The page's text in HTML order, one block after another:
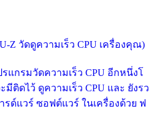
Z วัดดูความเร็ว CPU เครื่องคุณ)
แกรมวัดความเร็ว CPU อีกหนึ่งโ
ติดไว้ ดูความเร็ว CPU และ ยังรว
รด์แวร์ ซอฟต์แวร์ ในเครื่องด้วย ฟ